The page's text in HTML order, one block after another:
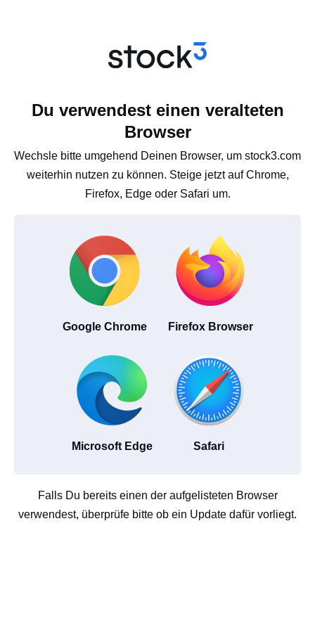
Du verwendest einen veralteten
Browser
Wechsle bitte umgehend Deinen Browser, um stock3.com
weiterhin nutzen zu können. Steige jetzt auf Chrome,
Firefox, Edge oder Safari um.
Google Chrome Firefox Browser
Microsoft Edge Safari
Falls Du bereits einen der aufgelisteten Browser
verwendest, überprüfe bitte ob ein Update dafür vorliegt.